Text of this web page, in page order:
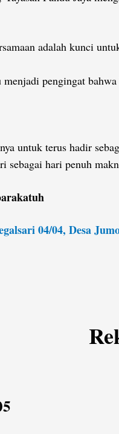
adalah kunci
menjadi pengingat
untuk terus hadir
sebagai hari penuh
04/04, Desa